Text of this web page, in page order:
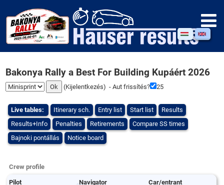
Bakonya Rally a Best For Building Kupáért 2026
(Kijelentkezés) - Aut frissítés? 25
Live tables: Itinerary sch. Entry list Start list
Results
Results+Info
Penalties Retirements
Compare SS times
Bajnoki pontállás
Notice board
Crew profile
Pilot Navigator Car/entrant